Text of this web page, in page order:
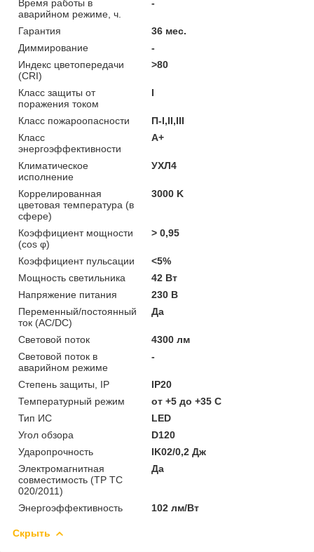
Время работы в
аварийном режиме, ч.
-
Гарантия
36 мес.
Диммирование
-
Индекс цветопередачи
(CRI)
>80
Класс защиты от
поражения током
I
Класс пожароопасности
П-I,II,ІІІ
Класс
энергоэффективности
A+
Климатическое
исполнение
УХЛ4
Коррелированная
цветовая температура (в
сфере)
3000 K
Коэффициент мощности
(cos φ)
> 0,95
Коэффициент пульсации
<5%
Мощность светильника
42 Вт
Напряжение питания
230 В
Переменный/постоянный
ток (AC/DC)
Да
Световой поток
4300 лм
Световой поток в
аварийном режиме
-
Степень защиты, IP
IP20
Температурный режим
от +5 до +35 C
Тип ИС
LED
Угол обзора
D120
Ударопрочность
IK02/0,2 Дж
Электромагнитная
совместимость (ТР ТС
020/2011)
Да
Энергоэффективность 102 лм/Вт
Скрыть